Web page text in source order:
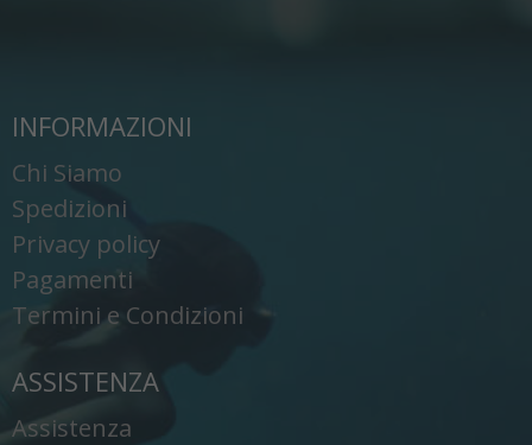
INFORMAZIONI
Chi Siamo
Spedizioni
Privacy policy
Pagamenti
Termini e Condizioni
ASSISTENZA
Assistenza